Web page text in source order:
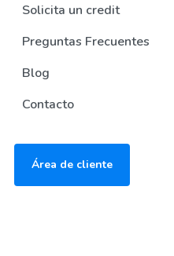
Solicita un credit
Preguntas Frecuentes
Blog
Contacto
Área de cliente